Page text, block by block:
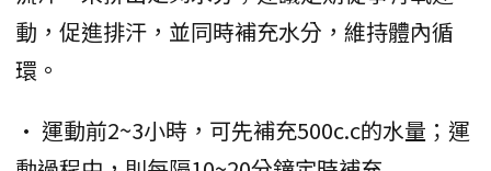
動，促進排汗，並同時補充水分，維持體內循
環。
• 運動前2~3小時，可先補充500c.c的水量；運